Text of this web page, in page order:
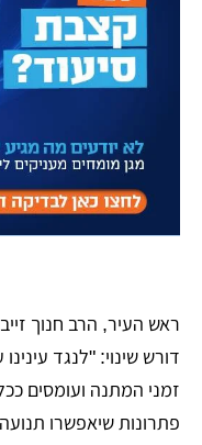
​ראש העיר, הרב חנוך
דורש שינוי: "לנגד
זמני המתנה ועומסים
פתרונות שיאפשרו